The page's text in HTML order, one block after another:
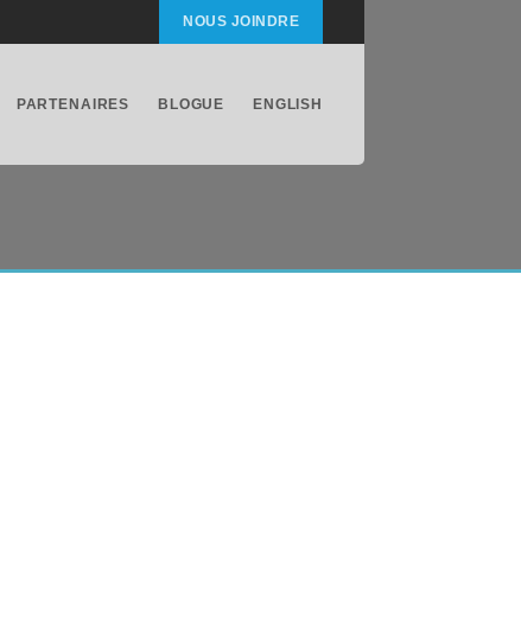
NOUS JOINDRE
PARTENAIRES BLOGUE ENGLISH